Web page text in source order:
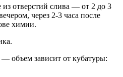
отверстий слива — от 2 до 3
через 2-3 часа после
химии.
объем зависит от кубатуры: